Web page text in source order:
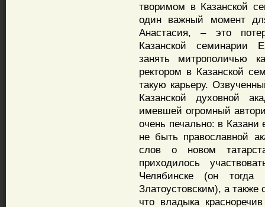
творимом в Казанской
один важный момент
Анастасия, – это
Казанской семинарии
занять митрополичью
ректором в Казанской
такую карьеру.
Казанской духовной
имевшей огромный
очень печально: в Казани
не быть православной
слов о новом
приходилось
Челябинске (он
Златоустовским), а
что владыка